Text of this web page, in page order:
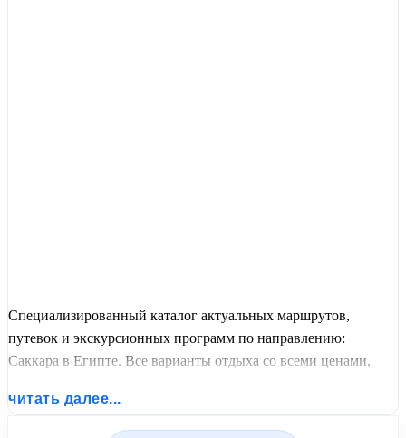
Специализированный каталог актуальных маршрутов,
путевок и экскурсионных программ по направлению:
Саккара в Египте. Все варианты отдыха со всеми ценами,
графиком заездов от United Travel Systems.
читать далее...